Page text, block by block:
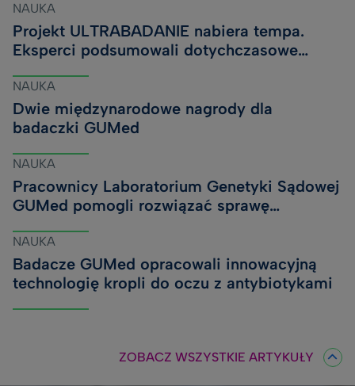
NAUKA
Projekt ULTRABADANIE nabiera tempa.
Eksperci podsumowali dotychczasowe
NAUKA
Dwie międzynarodowe nagrody dla
badaczki GUMed
NAUKA
Pracownicy Laboratorium Genetyki Sądowej
GUMed pomogli rozwiązać sprawę
NAUKA
Badacze GUMed opracowali innowacyjną
technologię kropli do oczu z antybiotykami
ZOBACZ WSZYSTKIE ARTYKUŁY